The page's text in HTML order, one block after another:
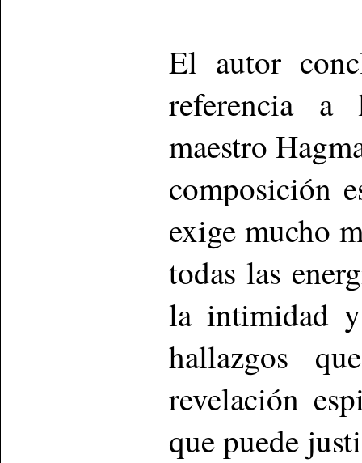
El autor
referencia a
maestro
composición
exige mucho
todas las
la intimidad
hallazgos
revelación
que puede